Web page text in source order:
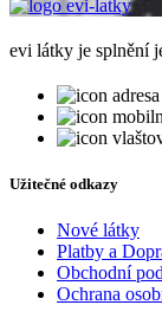
evi látky je splnění
Užitečné odkazy
Nové látky
Platby a
Obchodní
Ochrana